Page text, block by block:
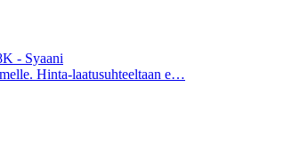
- Syaani
Hinta-laatusuhteeltaan e…